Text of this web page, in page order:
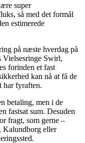
super
så med det formål
estimerede
på næste hverdag på
Vielsesringe Swirl,
forinden et fast
kan nå at få de
har fyraften.
betaling, men i de
fastsat sum. Desuden
fragt, som gerne –
Kalundborg eller